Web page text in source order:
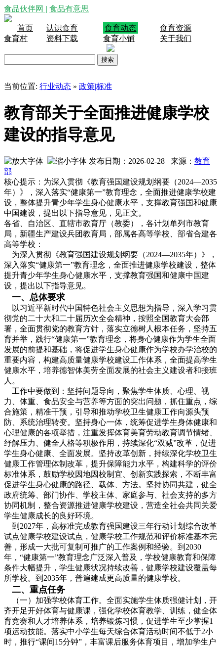
食品伙伴网 | 食品有意思
首页 认识食育 食育动态
食育资源
食育村
资料下载 食育小铺 关于我们
当前位置: 行业动态 » 政策|标准
教育部关于全面推进健康学校
建设的指导意见
发布日期：2026-02-28 来源： 教育
部
核心提示：为深入贯彻《教育强国建设规划纲要（2024—2035
年）》，深入落实“健康第一”教育理念，全面推进健康学校建
设，整体提升青少年学生身心健康水平，支撑教育强国和健康
中国建设，提出以下指导意见，见正文。
各省、自治区、直辖市教育厅（教委），各计划单列市教育
局，新疆生产建设兵团教育局，部属各高等学校、部省合建各
高等学校：
为深入贯彻《教育强国建设规划纲要（2024—2035年）》，
深入落实“健康第一”教育理念，全面推进健康学校建设，整体
提升青少年学生身心健康水平，支撑教育强国和健康中国建
设，提出以下指导意见。
一、总体要求
以习近平新时代中国特色社会主义思想为指导，深入学习贯
彻党的二十大和二十届历次全会精神，按照全国教育大会部
署，全面贯彻党的教育方针，落实立德树人根本任务，坚持五
育并举，践行“健康第一”教育理念，将身心健康作为学生全面
发展的前提和基础，将促进学生身心健康作为学校办学治校的
重要内容，构建高质量健康学校建设工作体系，全面提高学生
健康水平，培养德智体美劳全面发展的社会主义建设者和接班
人。
工作中要做到：坚持问题导向，聚焦学生体质、心理、视
力、体重、食品安全与营养等方面的突出问题，抓住重点，综
合施策，精准干预，引导和推动学校卫生健康工作向源头预
防、系统治理转变。坚持身心一体，统筹促进学生身体健康和
心理健康的各项举措，注重发挥体育美育劳动教育调节情绪、
纾解压力、健全人格等积极作用，持续深化“双减”改革，促进
学生身心健康、全面发展。坚持改革创新，持续深化学校卫生
健康工作管理体制改革，提升保障能力水平，构建科学的评价
标准体系，鼓励学校因地因校制宜、创新实践探索，不断丰富
促进学生身心健康的路径、载体、方法。坚持协同共建，健全
政府统筹、部门协作、学校主体、家庭参与、社会支持的多方
协同机制，整合资源推进健康学校建设，营造全社会共同关爱
学生健康成长的良好环境。
到2027年，高标准完成教育强国建设三年行动计划综合改革
试点健康学校建设试点，健康学校工作规范和评价标准基本完
善，形成一大批可复制可推广的工作案例和经验。到2030
年，“健康第一”教育理念广泛深入普及，学校健康教育和保障
条件大幅提升，学生健康状况持续改善，健康学校建设覆盖每
所学校。到2035年，普遍建成更高质量的健康学校。
二、重点任务
（一）加强学校体育工作。全面实施学生体质强健计划，开
齐开足开好体育与健康课，强化学校体育教学、训练，健全体
育竞赛和人才培养体系，培养锻炼习惯，促进学生至少掌握1
项运动技能。落实中小学生每天综合体育活动时间不低于2小
时，推行“课间15分钟”，丰富课后服务体育项目，增加学生户